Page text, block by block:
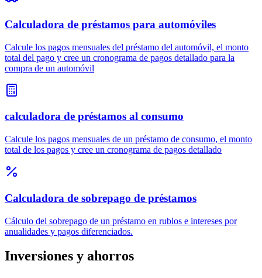
Calculadora de préstamos para automóviles
Calcule los pagos mensuales del préstamo del automóvil, el monto
total del pago y cree un cronograma de pagos detallado para la
compra de un automóvil
calculadora de préstamos al consumo
Calcule los pagos mensuales de un préstamo de consumo, el monto
total de los pagos y cree un cronograma de pagos detallado
Calculadora de sobrepago de préstamos
Cálculo del sobrepago de un préstamo en rublos e intereses por
anualidades y pagos diferenciados.
Inversiones y ahorros